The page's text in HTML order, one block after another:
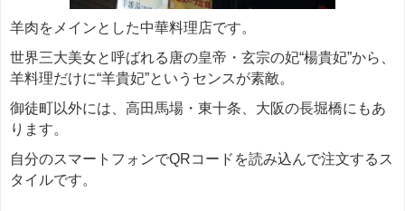
羊肉をメインとした中華料理店です。
世界三大美女と呼ばれる唐の皇帝・玄宗の妃“楊貴妃”から、
羊料理だけに“羊貴妃”というセンスが素敵。
御徒町以外には、高田馬場・東十条、大阪の長堀橋にもあ
ります。
自分のスマートフォンでQRコードを読み込んで注文するス
タイルです。